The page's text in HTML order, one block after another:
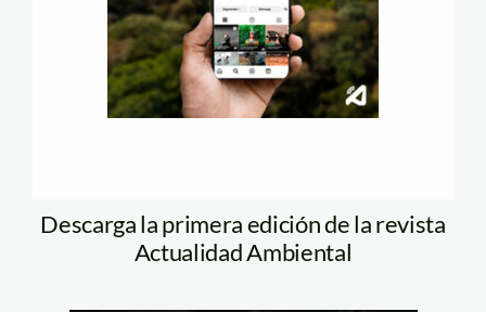
Descarga la primera edición de la revista
Actualidad Ambiental